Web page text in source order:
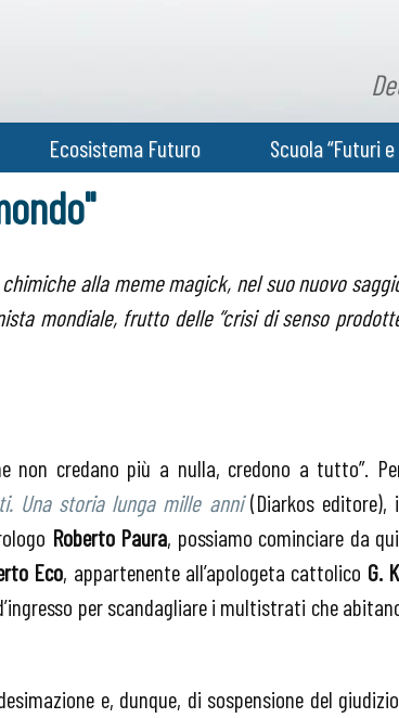
Ecosistema Futuro Scuola “Futuri
alla meme magick, nel suo nuovo
mondiale, frutto delle “crisi di senso
non credano più a nulla, credono a tutto”.
Una storia lunga mille anni(Diarkos editore),
Roberto Paura, possiamo cominciare da qui.
Eco, appartenente all’apologeta cattolico G.
per scandagliare i multistrati che
e, dunque, di sospensione del